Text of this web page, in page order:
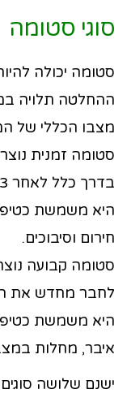
סוגי סטומה
סטומה יכולה
ההחלטה תלויה
מצבו הכללי של
סטומה זמנית
בדרך כלל לאחר 3 עד 12 חודשים.
היא משמשת
חירום וסיבוכים.
סטומה קבועה
לחבר מחדש את
היא משמשת
איבר, מחלות
ישנם שלושה